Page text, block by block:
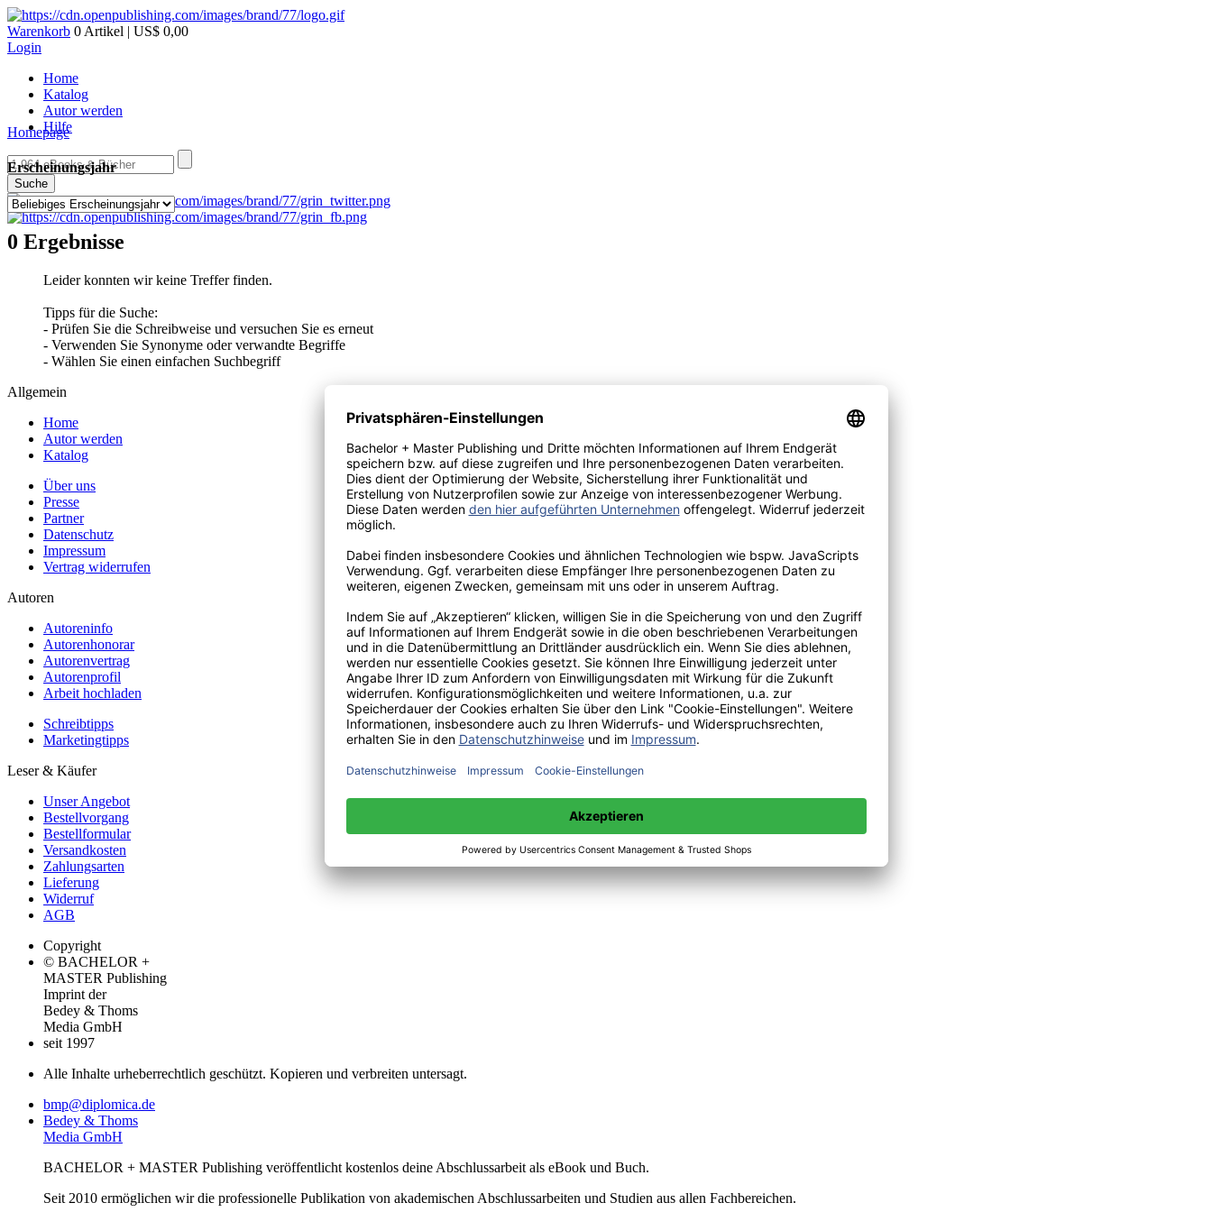
Warenkorb 0 Artikel | US$ 0,00
Login
Home
Katalog
Autor werden
Hilfe
Suche
Homepage
Erscheinungsjahr
0 Ergebnisse
Leider konnten wir keine Treffer finden.
Tipps für die Suche:
- Prüfen Sie die Schreibweise und versuchen Sie es erneut
- Verwenden Sie Synonyme oder verwandte Begriffe
- Wählen Sie einen einfachen Suchbegriff
Allgemein
Home
Autor werden
Katalog
Über uns
Presse
Partner
Datenschutz
Impressum
Vertrag widerrufen
Autoren
Autoreninfo
Autorenhonorar
Autorenvertrag
Autorenprofil
Arbeit hochladen
Schreibtipps
Marketingtipps
Leser & Käufer
Unser Angebot
Bestellvorgang
Bestellformular
Versandkosten
Zahlungsarten
Lieferung
Widerruf
AGB
Copyright
© BACHELOR +
MASTER Publishing
Imprint der
Bedey & Thoms
Media GmbH
seit 1997
Alle Inhalte urheberrechtlich geschützt. Kopieren und verbreiten untersagt.
bmp@diplomica.de
Bedey & Thoms
Media GmbH
BACHELOR + MASTER Publishing veröffentlicht kostenlos deine Abschlussarbeit als eBook und Buch.
Seit 2010 ermöglichen wir die professionelle Publikation von akademischen Abschlussarbeiten und Studien aus allen Fachbereichen.